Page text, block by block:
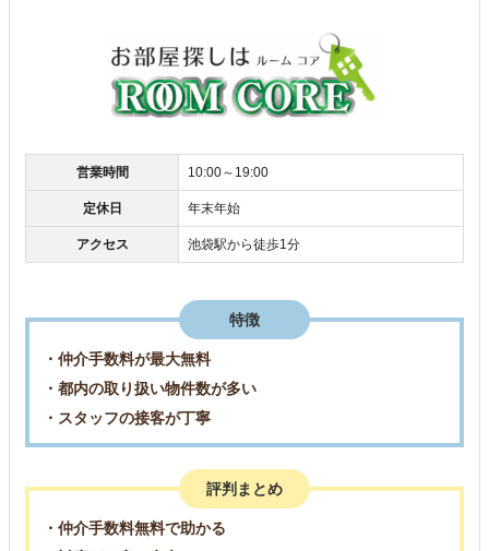
営業時間 10:00～19:00
定休日 年末年始
アクセス 池袋駅から徒歩1分
特徴
・仲介手数料が最大無料
・都内の取り扱い物件数が多い
・スタッフの接客が丁寧
評判まとめ
・仲介手数料無料で助かる